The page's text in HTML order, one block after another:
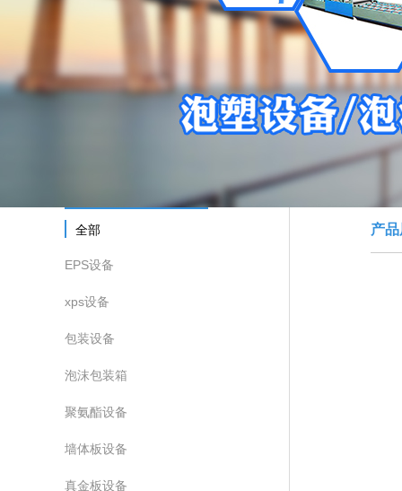
全部
EPS设备
xps设备
包装设备
泡沫包装箱
聚氨酯设备
墙体板设备
真金板设备
产